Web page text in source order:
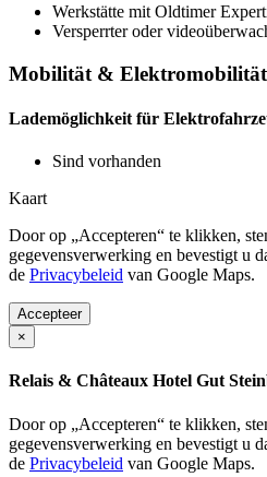
Werkstätte mit Oldtimer
Versperrter oder
Mobilität & Elektromobilität
Lademöglichkeit für
Sind vorhanden
Kaart
Door op „Accepteren“ te klikken,
gegevensverwerking en bevestigt u
de Privacybeleid van Google Maps.
Accepteer
×
Relais & Châteaux Hotel Gut
Door op „Accepteren“ te klikken,
gegevensverwerking en bevestigt u
de Privacybeleid van Google Maps.